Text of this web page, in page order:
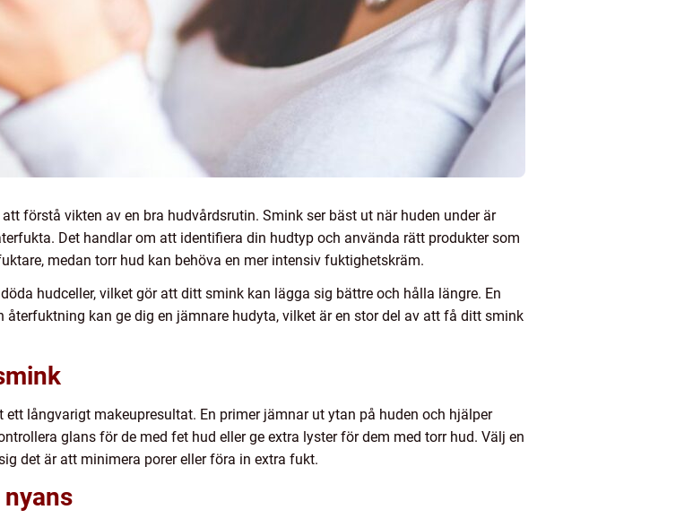
förstå vikten av en bra hudvårdsrutin. Smink ser bäst ut när huden under är
Det handlar om att identifiera din hudtyp och använda rätt produkter som
medan torr hud kan behöva en mer intensiv fuktighetskräm.
hudceller, vilket gör att ditt smink kan lägga sig bättre och hålla längre. En
kan ge dig en jämnare hudyta, vilket är en stor del av att få ditt smink
långvarigt makeupresultat. En primer jämnar ut ytan på huden och hjälper
glans för de med fet hud eller ge extra lyster för dem med torr hud. Välj en
det är att minimera porer eller föra in extra fukt.